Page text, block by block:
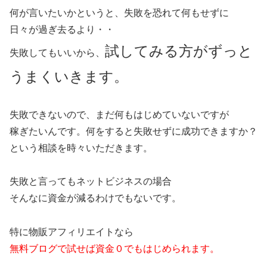
何が言いたいかというと、失敗を恐れて何もせずに
日々が過ぎ去るより・・
失敗してもいいから、 試してみる方がずっと
うまくいきます。
失敗できないので、まだ何もはじめていないですが
稼ぎたいんです。何をすると失敗せずに成功できますか？
という相談を時々いただきます。
失敗と言ってもネットビジネスの場合
そんなに資金が減るわけでもないです。
特に物販アフィリエイトなら
無料ブログで試せば資金０でもはじめられます。